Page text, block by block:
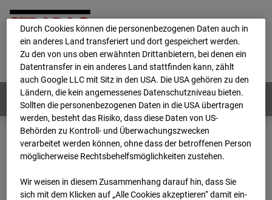
Home E-Mail Impressum
Login
Deutsch / English
Webcams: Alle Länder
Home
Deutschland
BC-114 BV-Ausbau Bonatzbau -Cam2
Archiv
2026
07 08 06:30
Durch Cookies können die personenbezogenen Daten auch in
ein anderes Land transferiert und dort gespeichert werden.
Zu den von uns oben erwähnten Drittanbietern, bei denen ein
Datentransfer in ein anderes Land stattfinden kann, zählt
auch Google LLC mit Sitz in den USA. Die USA gehören zu den
Ländern, die kein angemessenes Datenschutzniveau bieten.
Sollten die personenbezogenen Daten in die USA übertragen
werden, besteht das Risiko, dass diese Daten von US-
Behörden zu Kontroll- und Überwachungszwecken
verarbeitet werden können, ohne dass der betroffenen Person
möglicherweise Rechtsbehelfsmöglichkeiten zustehen.
Wir weisen in diesem Zusammenhang darauf hin, dass Sie
sich mit dem Klicken auf „Alle Cookies akzeptieren“ damit ein­